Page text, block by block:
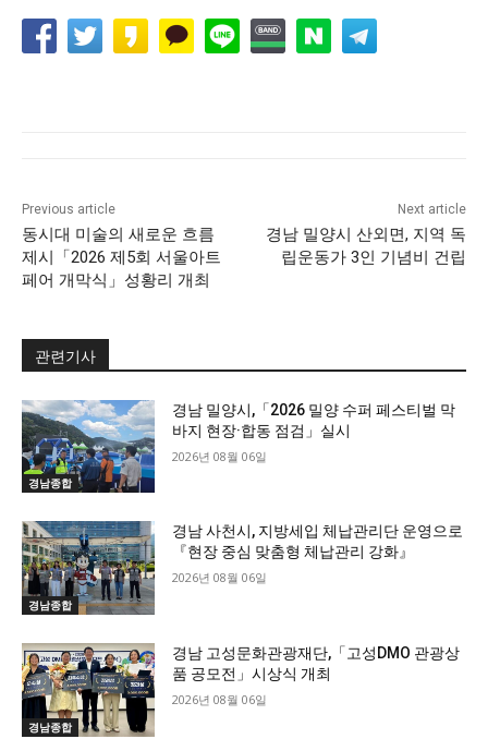
Previous article
동시대 미술의 새로운 흐름
제시「2026 제5회 서울아트
페어 개막식」성황리 개최
Next article
경남 밀양시 산외면, 지역 독
립운동가 3인 기념비 건립
관련기사
경남종합
경남 밀양시,「2026 밀양 수퍼 페스티벌 막
바지 현장·합동 점검」실시
2026년 08월 06일
경남종합
경남 사천시, 지방세입 체납관리단 운영으로
『현장 중심 맞춤형 체납관리 강화』
2026년 08월 06일
경남종합
경남 고성문화관광재단,「고성DMO 관광상
품 공모전」시상식 개최
2026년 08월 06일